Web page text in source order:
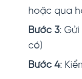
hoặc qua
Bước 3:
có)
Bước 4: